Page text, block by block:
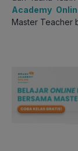
Academy
Master Teacher